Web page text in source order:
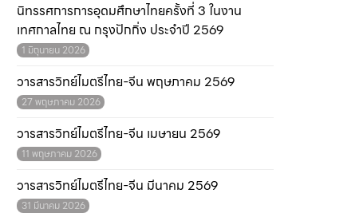
นิทรรศการการอุดมศึกษาไทยครั้งที่ 3 ในงาน
เทศกาลไทย ณ กรุงปักกิ่ง ประจำปี 2569
1 มิถุนายน 2026
วารสารวิทย์ไมตรีไทย-จีน พฤษภาคม 2569
27 พฤษภาคม 2026
วารสารวิทย์ไมตรีไทย-จีน เมษายน 2569
11 พฤษภาคม 2026
วารสารวิทย์ไมตรีไทย-จีน มีนาคม 2569
31 มีนาคม 2026